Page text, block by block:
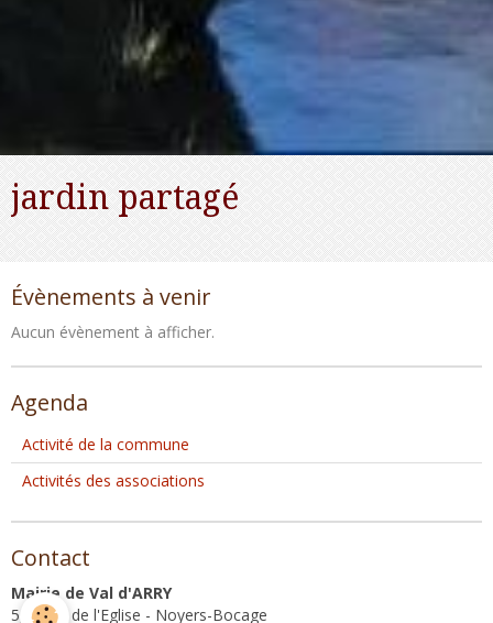
jardin partagé
Évènements à venir
Aucun évènement à afficher.
Agenda
Activité de la commune
Activités des associations
Contact
Mairie de Val d'ARRY
5, Place de l'Eglise - Noyers-Bocage